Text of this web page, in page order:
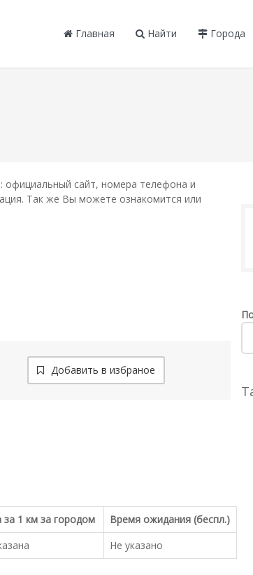
Главная Найти Города
официальный сайт, номера телефона и
Так же Вы можете ознакомится или
Добавить в избраное
за 1 км за городом
Время ожидания (беспл.)
Не указано